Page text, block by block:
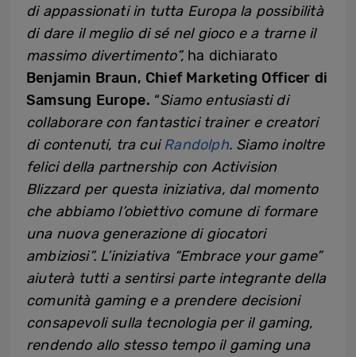
di appassionati in tutta Europa la possibilità
di dare il meglio di sé nel gioco e a trarne il
massimo divertimento”,ha dichiarato
Benjamin Braun, Chief Marketing Officer di
Samsung Europe. “Siamo entusiasti di
collaborare con fantastici trainer e creatori
di contenuti, tra cuiRandolph. Siamo inoltre
felici della partnership con Activision
Blizzard per questa iniziativa, dal momento
che abbiamo l’obiettivo comune di formare
una nuova generazione di giocatori
ambiziosi”. L’iniziativa “Embrace your game”
aiuterà tutti a sentirsi parte integrante della
comunità gaming e a prendere decisioni
consapevoli sulla tecnologia per il gaming,
rendendo allo stesso tempo il gaming una